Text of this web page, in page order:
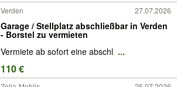
Verden 27.07.2026
Garage / Stellplatz abschließbar in Verden
- Borstel zu vermieten
Vermiete ab sofort eine abschl ...
110 €